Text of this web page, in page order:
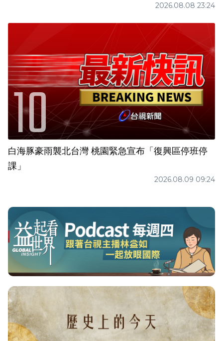
2026.08.08 23:24
白海豚豪雨襲北台灣 桃園緊急宣布「復興區停班停
課」
2026.08.09 09:24